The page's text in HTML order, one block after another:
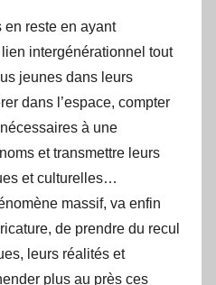
en reste en ayant
lien intergénérationnel tout
jeunes dans leurs
dans l’espace, compter
à une
et transmettre leurs
et culturelles…
massif, va enfin
de prendre du recul
leurs réalités et
plus au près ces